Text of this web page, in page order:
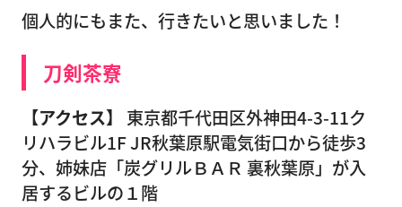
個人的にもまた、行きたいと思いました！
刀剣茶寮
【アクセス】 東京都千代田区外神田4-3-11ク
リハラビル1F JR秋葉原駅電気街口から徒歩3
分、姉妹店「炭グリルＢＡＲ 裏秋葉原」が入
居するビルの１階